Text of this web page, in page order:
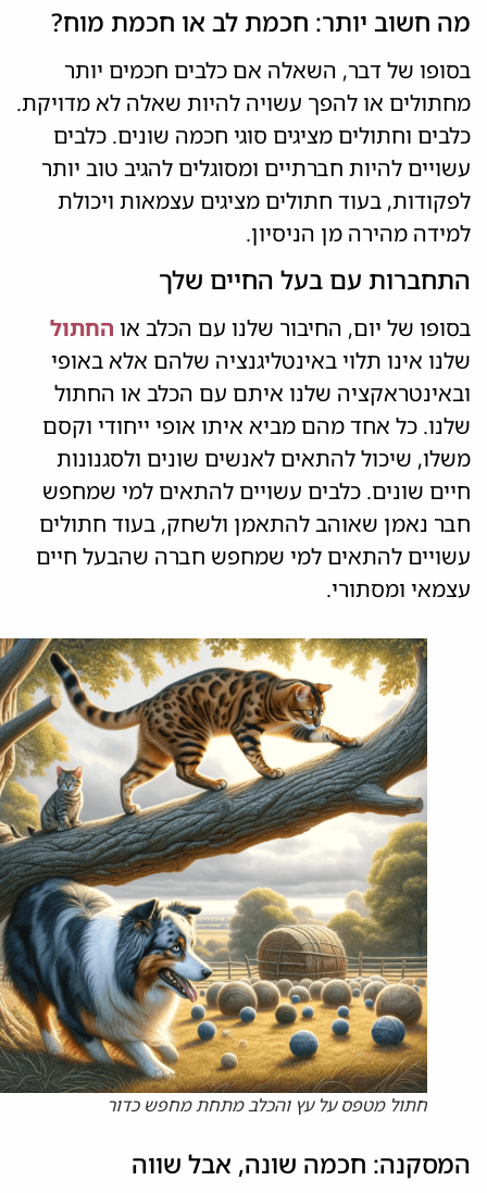
מה חשוב יותר: חכמת לב או חכמת מוח?
בסופו של דבר, השאלה אם כלבים חכמים יותר
מחתולים או להפך עשויה להיות שאלה לא מדויקת.
כלבים וחתולים מציגים סוגי חכמה שונים. כלבים
עשויים להיות חברתיים ומסוגלים להגיב טוב יותר
לפקודות, בעוד חתולים מציגים עצמאות ויכולת
למידה מהירה מן הניסיון.
התחברות עם בעל החיים שלך
בסופו של יום, החיבור שלנו עם הכלב או החתול
שלנו אינו תלוי באינטליגנציה שלהם אלא באופי
ובאינטראקציה שלנו איתם עם הכלב או החתול
שלנו. כל אחד מהם מביא איתו אופי ייחודי וקסם
משלו, שיכול להתאים לאנשים שונים ולסגנונות
חיים שונים. כלבים עשויים להתאים למי שמחפש
חבר נאמן שאוהב להתאמן ולשחק, בעוד חתולים
עשויים להתאים למי שמחפש חברה שהבעל חיים
עצמאי ומסתורי.
חתול מטפס על עץ והכלב מתחת מחפש כדור
המסקנה: חכמה שונה, אבל שווה